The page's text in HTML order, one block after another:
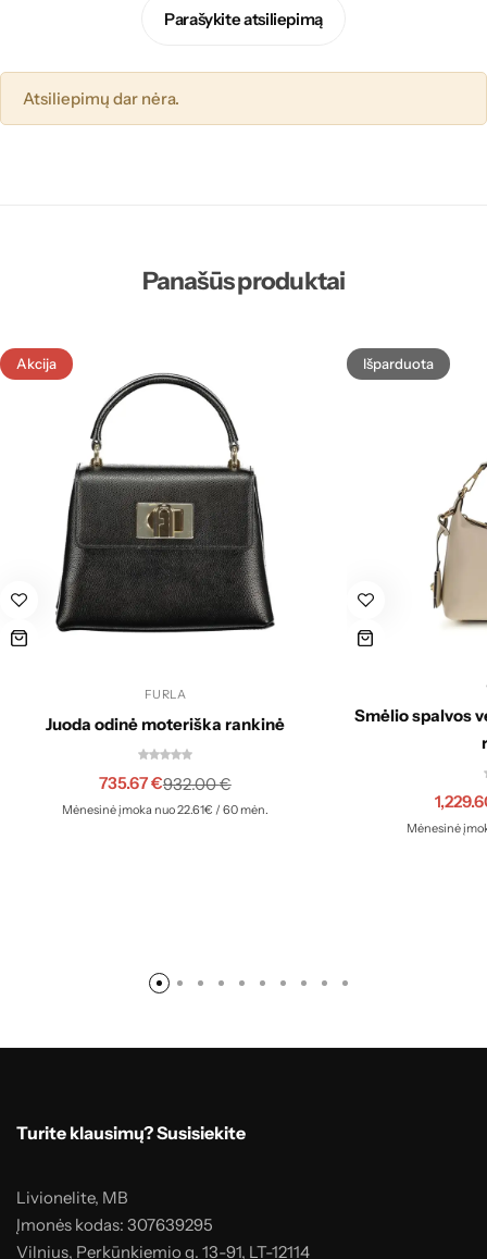
Parašykite atsiliepimą
Atsiliepimų dar nėra.
Panašūs produktai
Akcija
FURLA
Juoda odinė moteriška rankinė
932.00€
735.67€
Mėnesinė įmoka nuo 22.61€ / 60 mėn.
Išparduota
Smėlio spalvos
Mėnesinė
Turite klausimų? Susisiekite
Livionelite, MB
Įmonės kodas: 307639295
Vilnius, Perkūnkiemio g. 13-91, LT-12114